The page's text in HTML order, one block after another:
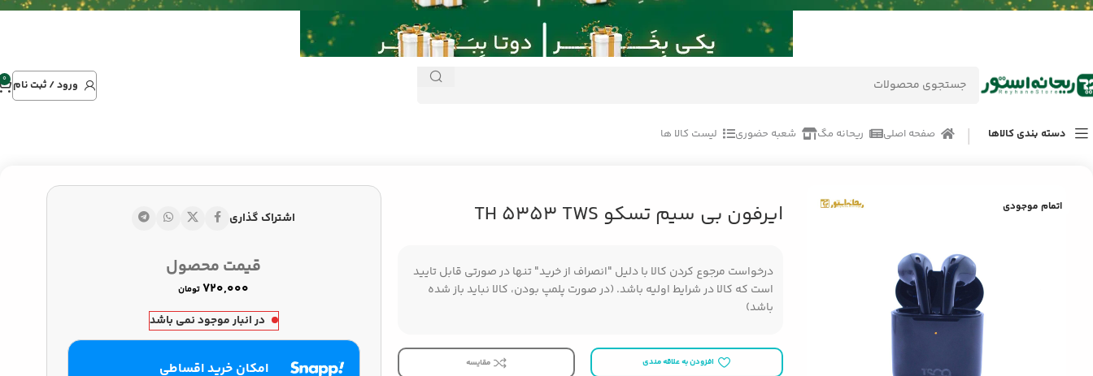
ورود / ثبت نام 0
دسته بندی کالاها صفحه اصلی ریحانه مگ شعبه حضوری لیست کالا ها
لوازم جانبی موبایل
اتمام موجودی ایرفون بی سیم تسکو TH 5353 TWS
درخواست مرجوع کردن کالا با دلیل "انصراف از خرید" تنها در صورتی قابل تایید
است که کالا در شرایط اولیه باشد. (در صورت پلمپ بودن، کالا نباید باز شده
باشد)
افزودن به علاقه مندی مقایسه
اشتراک گذاری
قیمت محصول
تومان
در انبار موجود نمی باشد
امکان خرید اقساطی